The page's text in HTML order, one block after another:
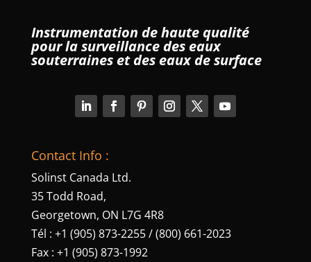
Instrumentation de haute qualité
pour la surveillance des eaux
souterraines et des eaux de surface
Contact Info :
Solinst Canada Ltd.
35 Todd Road,
Georgetown, ON L7G 4R8
Tél : +1 (905) 873-2255 / (800) 661-2023
Fax : +1 (905) 873-1992